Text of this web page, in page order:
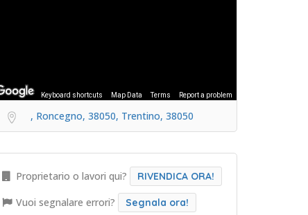
Keyboard shortcuts Map Data Terms Report a problem
, Roncegno, 38050, Trentino, 38050
Proprietario o lavori qui? RIVENDICA ORA!
Vuoi segnalare errori? Segnala ora!